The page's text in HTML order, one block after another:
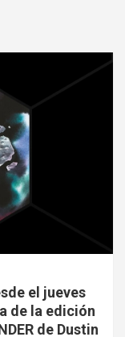
el jueves
de la edición
de Dustin